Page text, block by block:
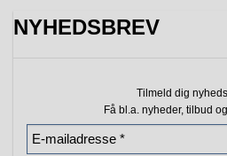
NYHEDSBREV
Tilmeld dig
Få bl.a. nyheder, tilbud